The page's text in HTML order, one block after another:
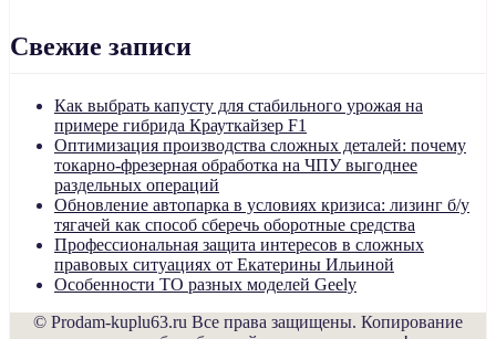
Свежие записи
Как выбрать капусту для стабильного урожая на
примере гибрида Крауткайзер F1
Оптимизация производства сложных деталей: почему
токарно-фрезерная обработка на ЧПУ выгоднее
раздельных операций
Обновление автопарка в условиях кризиса: лизинг б/у
тягачей как способ сберечь оборотные средства
Профессиональная защита интересов в сложных
правовых ситуациях от Екатерины Ильиной
Особенности ТО разных моделей Geely
© Prodam-kuplu63.ru Все права защищены. Копирование